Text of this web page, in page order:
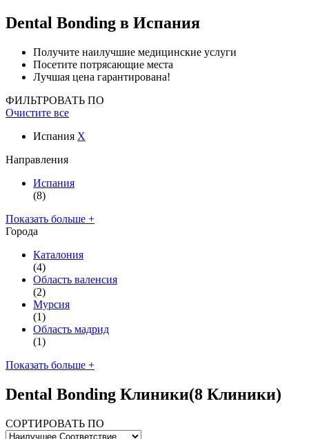
Dental Bonding в Испания
Получите наилучшие медицинские услуги
Посетите потрясающие места
Лучшая цена гарантирована!
ФИЛЬТРОВАТЬ ПО
Очистите все
Испания X
Направления
Испания
(8)
Показать больше +
Города
Каталония
(4)
Область валенсия
(2)
Мурсия
(1)
Область мадрид
(1)
Показать больше +
Dental Bonding Клиники(8 Клиники)
СОРТИРОВАТЬ ПО